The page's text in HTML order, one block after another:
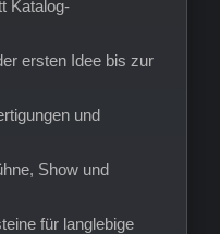
Katalog-
ersten Idee bis zur
und
Show und
für langlebige